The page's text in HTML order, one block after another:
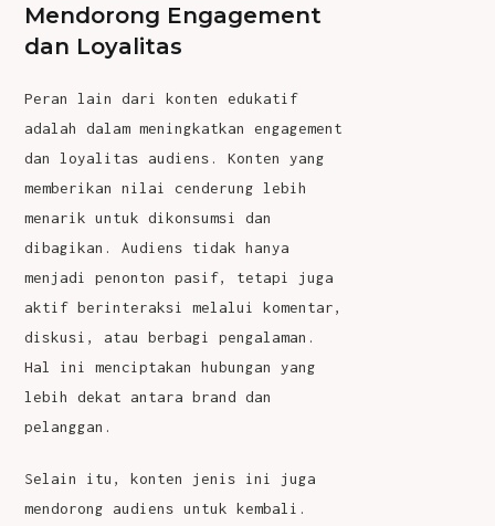
Mendorong Engagement
dan Loyalitas
Peran lain darikonten edukatif
adalah dalam meningkatkan engagement
dan loyalitas audiens. Konten yang
memberikan nilai cenderung lebih
menarik untuk dikonsumsi dan
dibagikan.Audiens tidak hanya
menjadi penonton pasif, tetapi juga
aktif berinteraksi melalui komentar,
diskusi, atau berbagi pengalaman.
Hal ini menciptakan hubungan yang
lebih dekat antara brand dan
pelanggan.
Selain itu, konten jenis ini juga
mendorong audiens untuk kembali.